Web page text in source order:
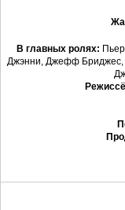
В главных ролях:
Джэнни, Джефф Бриджес,